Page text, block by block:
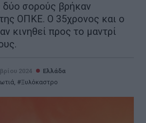
δύο σορούς βρήκαν
ΟΠΚΕ. Ο 35χρονος και ο
κινηθεί προς το μαντρί
2024
Ελλάδα
, Ξυλόκαστρο